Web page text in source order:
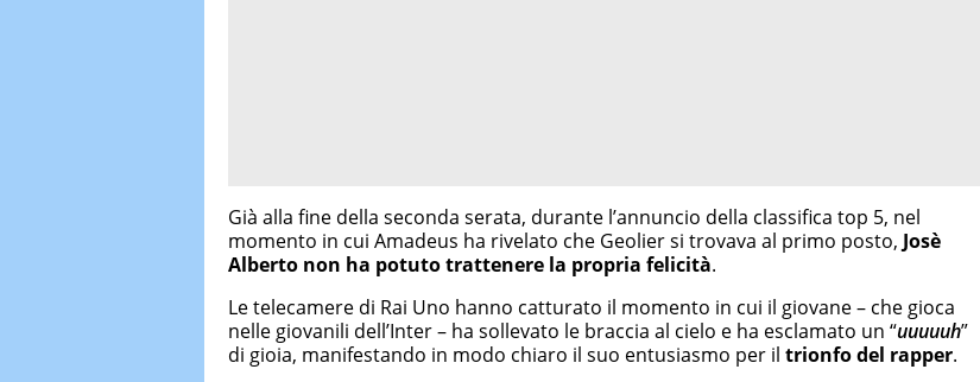
Già alla fine della seconda serata, durante l’annuncio della classifica top 5, nel
momento in cui Amadeus ha rivelato che Geolier si trovava al primo posto, Josè
Alberto non ha potuto trattenere la propria felicità.
Le telecamere di Rai Uno hanno catturato il momento in cui il giovane – che gioca
nelle giovanili dell’Inter – ha sollevato le braccia al cielo e ha esclamato un “uuuuuh”
di gioia, manifestando in modo chiaro il suo entusiasmo per il trionfodel rapper.